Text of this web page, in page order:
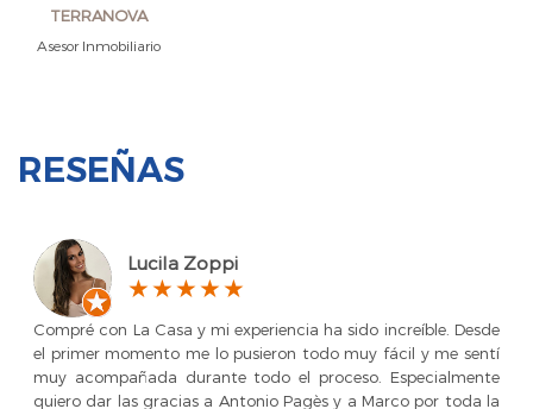
TERRANOVA
Asesor Inmobiliario
RESEÑAS
Lucila Zoppi
Compré con La Casa y mi experiencia ha sido increíble. Desde
el primer momento me lo pusieron todo muy fácil y me sentí
muy acompañada durante todo el proceso. Especialmente
quiero dar las gracias a Antonio Pagès y a Marco por toda la